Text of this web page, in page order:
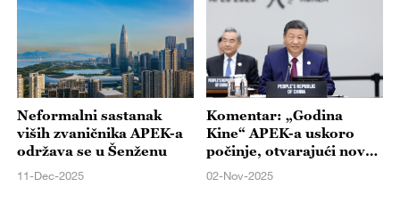
Neformalni sastanak
viših zvaničnika APEK-a
održava se u Šenženu
11-Dec-2025
Komentar: „Godina
Kine“ APEK-a uskoro
počinje, otvarajući novo
poglavlje za azijsko-
02-Nov-2025